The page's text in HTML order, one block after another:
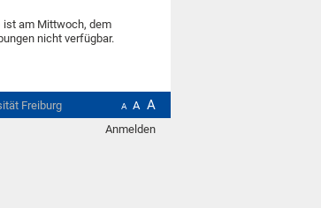
ist am Mittwoch, dem
nicht verfügbar.
A A A
Freiburg
Anmelden